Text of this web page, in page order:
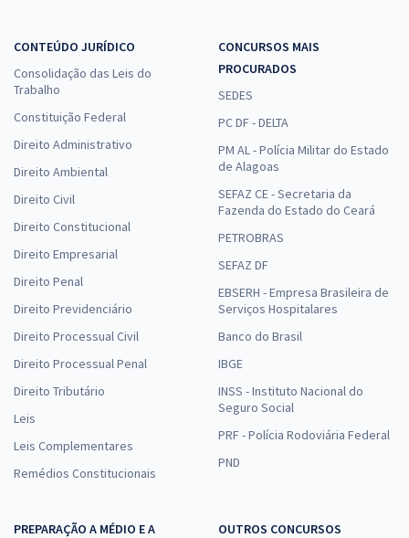
CONTEÚDO JURÍDICO
Consolidação das Leis do
Trabalho
Constituição Federal
Direito Administrativo
Direito Ambiental
Direito Civil
Direito Constitucional
Direito Empresarial
Direito Penal
Direito Previdenciário
Direito Processual Civil
Direito Processual Penal
Direito Tributário
Leis
Leis Complementares
Remédios Constitucionais
CONCURSOS MAIS
PROCURADOS
SEDES
PC DF - DELTA
PM AL - Polícia Militar do Estado
de Alagoas
SEFAZ CE - Secretaria da
Fazenda do Estado do Ceará
PETROBRAS
SEFAZ DF
EBSERH - Empresa Brasileira de
Serviços Hospitalares
Banco do Brasil
IBGE
INSS - Instituto Nacional do
Seguro Social
PRF - Polícia Rodoviária Federal
PND
PREPARAÇÃO A MÉDIO E A
OUTROS CONCURSOS